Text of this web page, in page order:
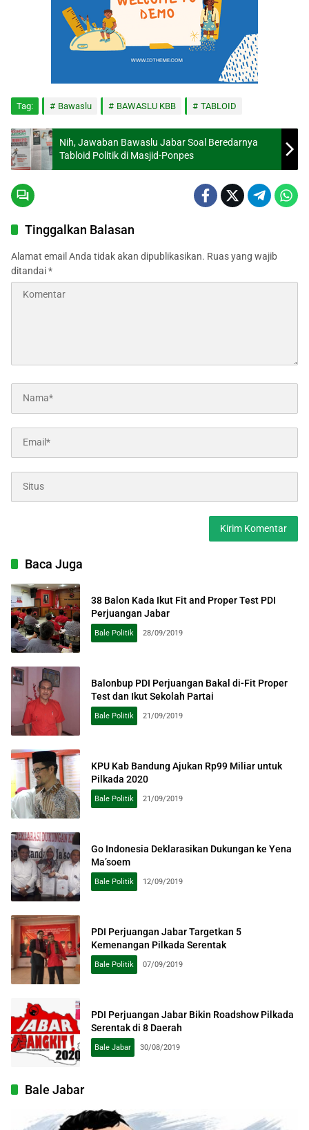
Tag: Bawaslu BAWASLU KBB TABLOID
Nih, Jawaban Bawaslu Jabar Soal Beredarnya
Tabloid Politik di Masjid-Ponpes
Tinggalkan Balasan
Alamat email Anda tidak akan dipublikasikan. Ruas yang wajib
ditandai*
Baca Juga
38 Balon Kada Ikut Fit and Proper Test PDI
Perjuangan Jabar
Bale Politik 28/09/2019
Balonbup PDI Perjuangan Bakal di-Fit Proper
Test dan Ikut Sekolah Partai
Bale Politik 21/09/2019
KPU Kab Bandung Ajukan Rp99 Miliar untuk
Pilkada 2020
Bale Politik 21/09/2019
Go Indonesia Deklarasikan Dukungan ke Yena
Ma’soem
Bale Politik 12/09/2019
PDI Perjuangan Jabar Targetkan 5
Kemenangan Pilkada Serentak
Bale Politik 07/09/2019
PDI Perjuangan Jabar Bikin Roadshow Pilkada
Serentak di 8 Daerah
Bale Jabar 30/08/2019
Bale Jabar